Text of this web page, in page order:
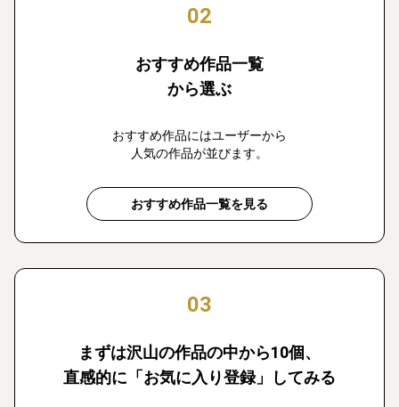
02
おすすめ作品一覧
から選ぶ
おすすめ作品にはユーザーから
人気の作品が並びます。
おすすめ作品一覧を見る
03
まずは沢山の作品の中から10個、
直感的に「お気に入り登録」してみる